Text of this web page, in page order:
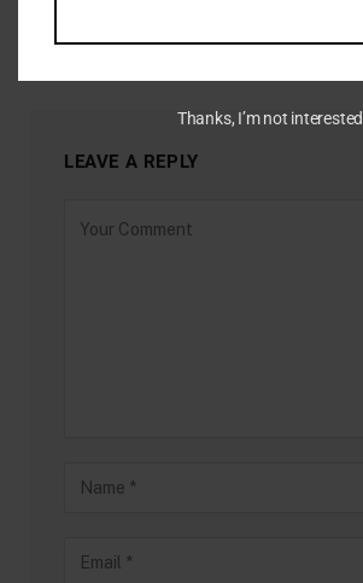
JUNE 29, 2026
LEAVE A REPLY
Thanks, I’m not interested